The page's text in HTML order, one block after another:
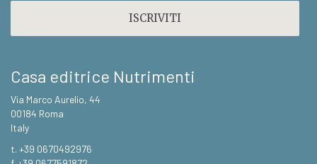
Casa editrice Nutrimenti
Via Marco Aurelio, 44
00184 Roma
Italy
t. +39 0670492976